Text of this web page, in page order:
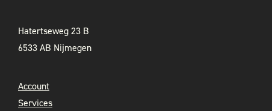
Hatertseweg 23 B
6533 AB Nijmegen
Account
Services